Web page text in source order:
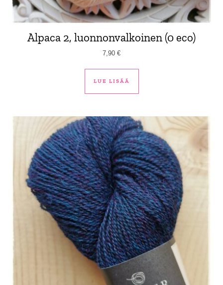
Alpaca 2, luonnonvalkoinen (0 eco)
7,90 €
LUE LISÄÄ